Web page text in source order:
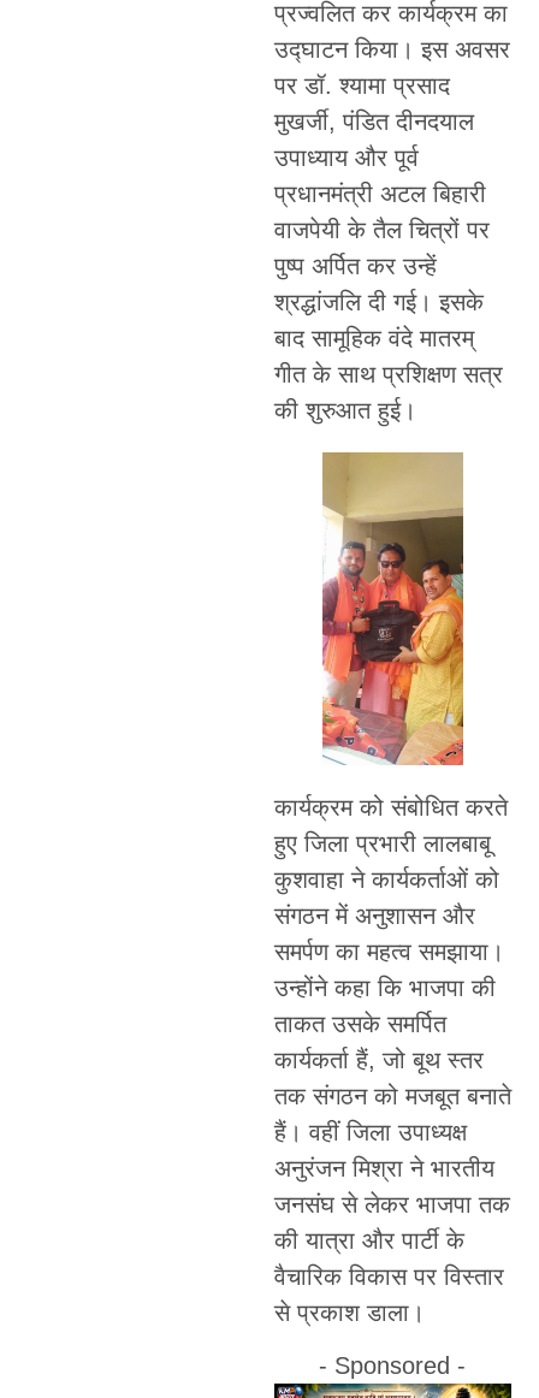
प्रज्वलित कर कार्यक्रम का
उद्घाटन किया। इस अवसर
पर डॉ. श्यामा प्रसाद
मुखर्जी, पंडित दीनदयाल
उपाध्याय और पूर्व
प्रधानमंत्री अटल बिहारी
वाजपेयी के तैल चित्रों पर
पुष्प अर्पित कर उन्हें
श्रद्धांजलि दी गई। इसके
बाद सामूहिक वंदे मातरम्
गीत के साथ प्रशिक्षण सत्र
की शुरुआत हुई।
कार्यक्रम को संबोधित करते
हुए जिला प्रभारी लालबाबू
कुशवाहा ने कार्यकर्ताओं को
संगठन में अनुशासन और
समर्पण का महत्व समझाया।
उन्होंने कहा कि भाजपा की
ताकत उसके समर्पित
कार्यकर्ता हैं, जो बूथ स्तर
तक संगठन को मजबूत बनाते
हैं। वहीं जिला उपाध्यक्ष
अनुरंजन मिश्रा ने भारतीय
जनसंघ से लेकर भाजपा तक
की यात्रा और पार्टी के
वैचारिक विकास पर विस्तार
से प्रकाश डाला।
- Sponsored -